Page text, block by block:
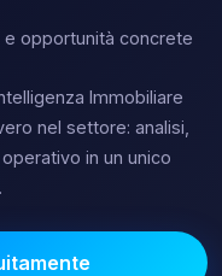
e opportunità concrete
Immobiliare
nel settore: analisi,
in un unico